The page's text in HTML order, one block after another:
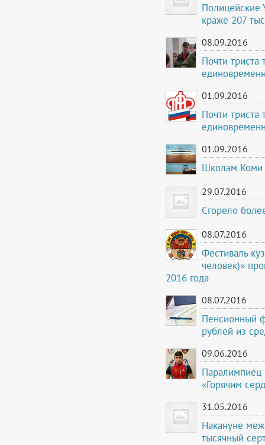
Полицейские
краже 207
08.09.2016
Почти триста
01.09.2016
Почти триста
01.09.2016
Школам Коми
29.07.2016
Сгорело
08.07.2016
Фестиваль
человек)»
2016 года
08.07.2016
Пенсионный
рублей из
09.06.2016
Паралимпиец
«Горячим
31.05.2016
Накануне
тысячный